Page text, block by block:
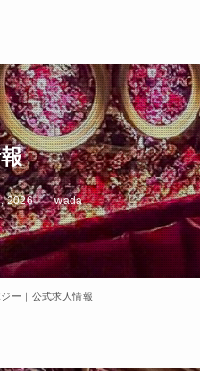
2026 wada
ー｜公式求人情報